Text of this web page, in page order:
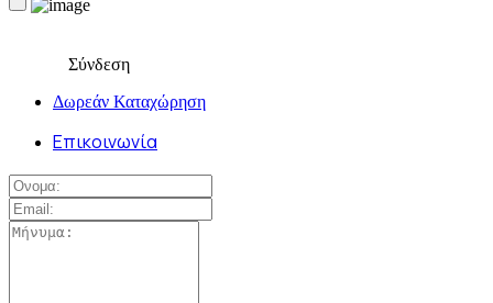
Σύνδεση
Δωρεάν Καταχώρηση
Επικοινωνία